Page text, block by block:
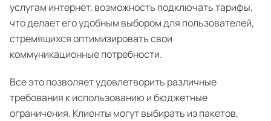
услугам интернет, возможность подключать тарифы,
что делает его удобным выбором для пользователей,
стремящихся оптимизировать свои
коммуникационные потребности.
Все это позволяет удовлетворить различные
требования к использованию и бюджетные
ограничения. Клиенты могут выбирать из пакетов,